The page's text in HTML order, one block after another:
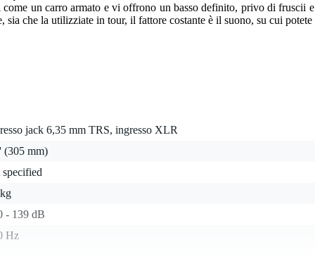
un carro armato e vi offrono un basso definito, privo di fruscii
sia che la utilizziate in tour, il fattore costante è il suono, su cui
jack 6,35 mm TRS, ingresso XLR
(305 mm)
specified
- 139 dB
Hz